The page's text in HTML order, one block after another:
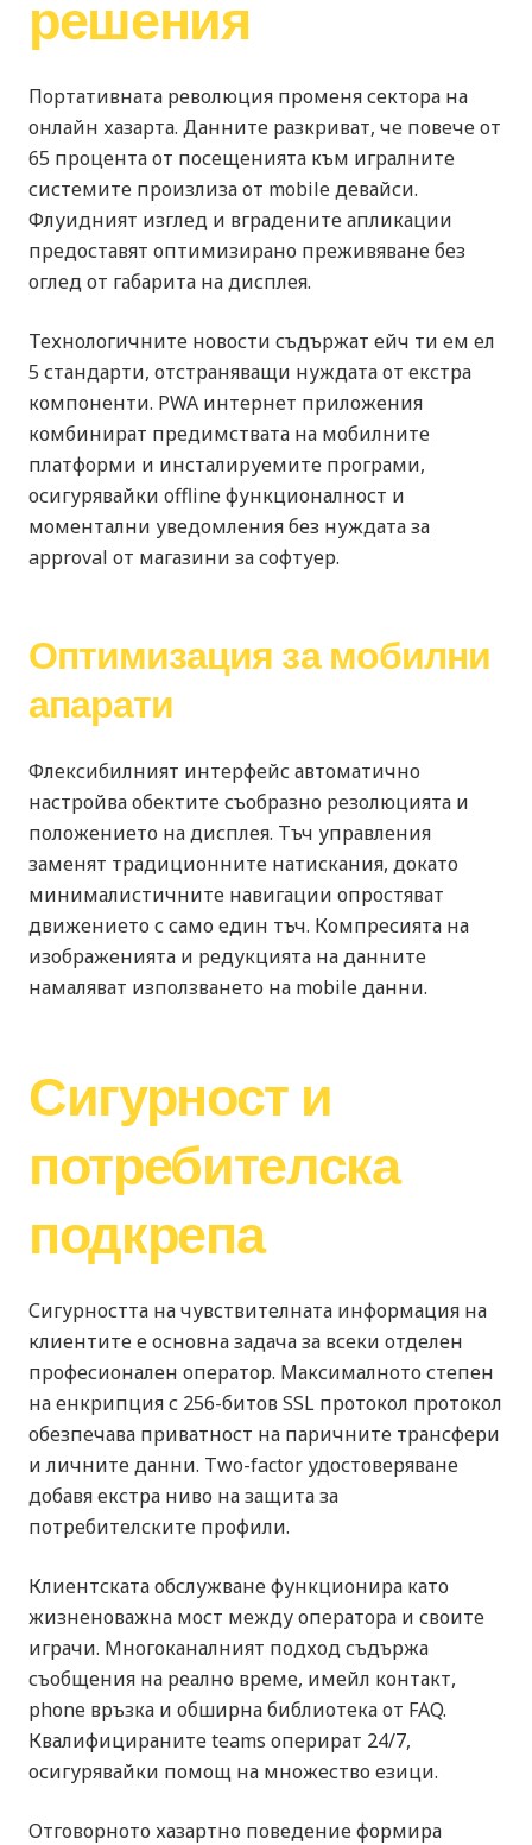
решения
Портативната революция променя сектора на
онлайн хазарта. Данните разкриват, че повече от
65 процента от посещенията към игралните
системите произлиза от mobile девайси.
Флуидният изглед и вградените апликации
предоставят оптимизирано преживяване без
оглед от габарита на дисплея.
Технологичните новости съдържат ейч ти ем ел
5 стандарти, отстраняващи нуждата от екстра
компоненти. PWA интернет приложения
комбинират предимствата на мобилните
платформи и инсталируемите програми,
осигурявайки offline функционалност и
моментални уведомления без нуждата за
approval от магазини за софтуер.
Оптимизация за мобилни
апарати
Флексибилният интерфейс автоматично
настройва обектите съобразно резолюцията и
положението на дисплея. Тъч управления
заменят традиционните натискания, докато
минималистичните навигации опростяват
движението с само един тъч. Компресията на
изображенията и редукцията на данните
намаляват използването на mobile данни.
Сигурност и
потребителска
подкрепа
Сигурността на чувствителната информация на
клиентите е основна задача за всеки отделен
професионален оператор. Максималното степен
на енкрипция с 256-битов SSL протокол протокол
обезпечава приватност на паричните трансфери
и личните данни. Two-factor удостоверяване
добавя екстра ниво на защита за
потребителските профили.
Клиентската обслужване функционира като
жизненоважна мост между оператора и своите
играчи. Многоканалният подход съдържа
съобщения на реално време, имейл контакт,
phone връзка и обширна библиотека от FAQ.
Квалифицираните teams оперират 24/7,
осигурявайки помощ на множество езици.
Отговорното хазартно поведение формира